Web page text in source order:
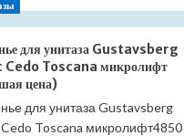
система
Hansgrohe
Croma
Select
S
для унитаза Gustavsberg
Toscana микролифт
цена)
для унитаза Gustavsberg
Toscana микролифт4850